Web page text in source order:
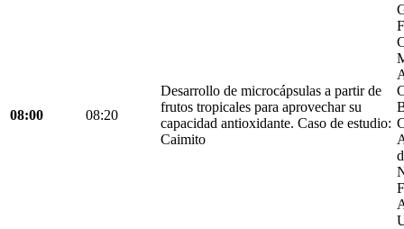
08:00 08:20
Desarrollo de microcápsulas a partir de
frutos tropicales para aprovechar su
capacidad antioxidante. Caso de estudio:
Caimito